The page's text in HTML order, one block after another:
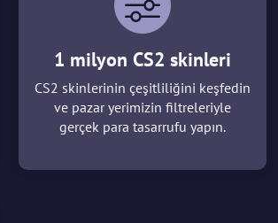
1 milyon CS2 skinleri
CS2 skinlerinin çeşitliliğini keşfedin
ve pazar yerimizin filtreleriyle
gerçek para tasarrufu yapın.